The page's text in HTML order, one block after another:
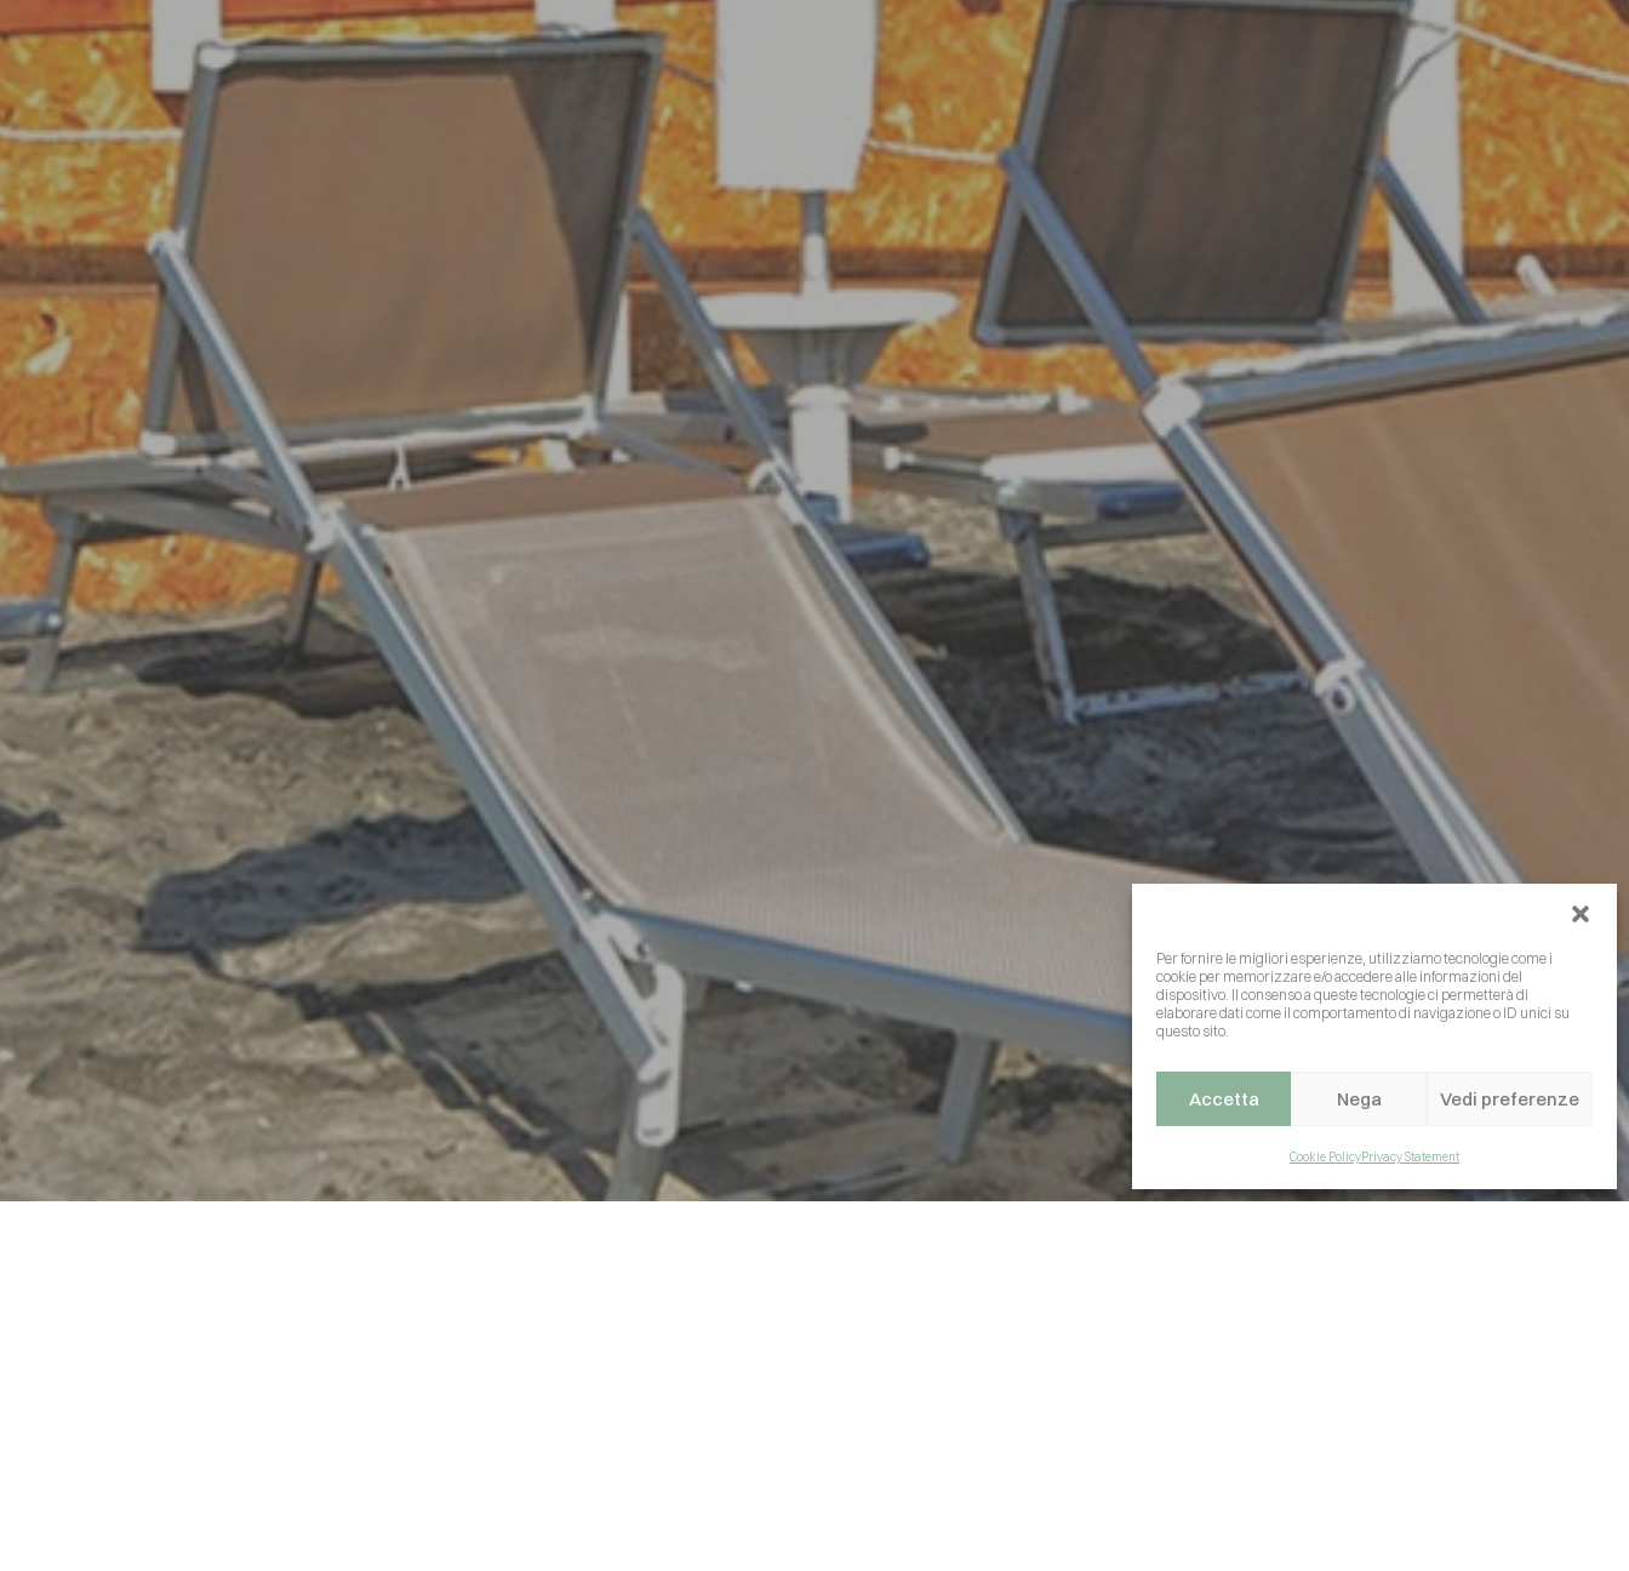
Per fornire le migliori esperienze, utilizziamo tecnologie come i
cookie per memorizzare e/o accedere alle informazioni del
dispositivo. Il consenso a queste tecnologie ci permetterà di
elaborare dati come il comportamento di navigazione o ID unici su
questo sito.
Accetta Nega Vedi preferenze
Cookie PolicyPrivacy Statement